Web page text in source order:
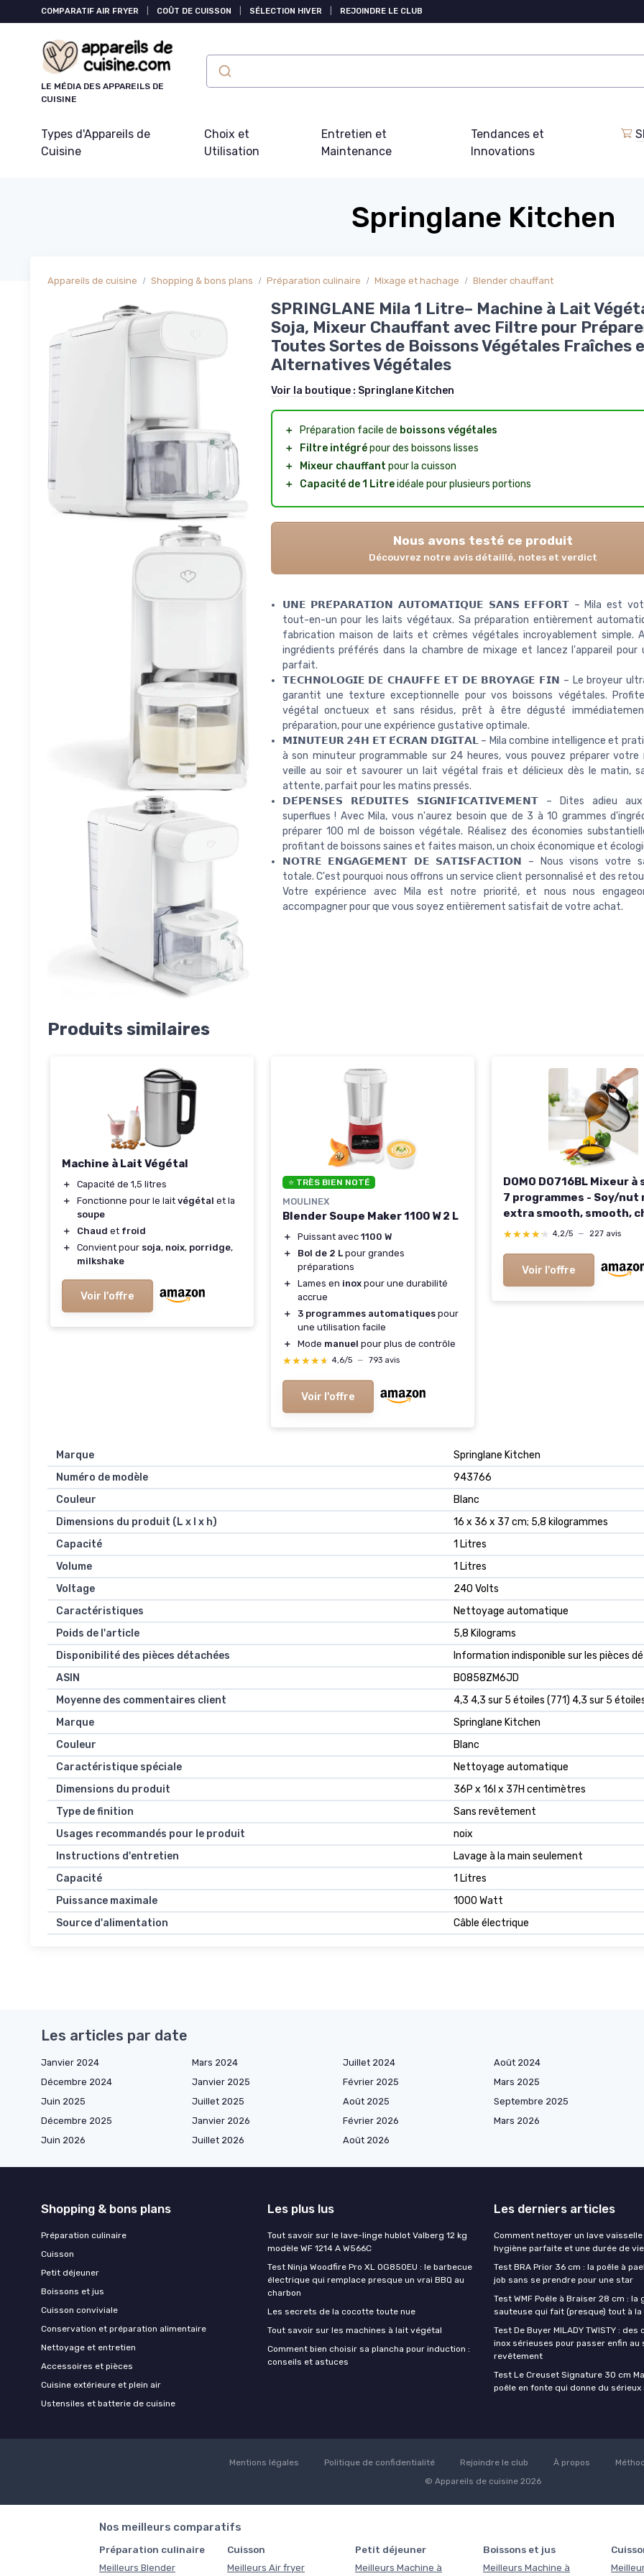
COMPARATIF AIR FRYER COÛT DE CUISSON SÉLECTION HIVER REJOINDRE LE CLUB
LE MÉDIA DES APPAREILS DE
CUISINE
Types d'Appareils de
Cuisine
Choix et
Utilisation
Entretien et
Maintenance
Tendances et
Innovations
Springlane Kitchen
Appareils de cuisine Shopping & bons plans Préparation culinaire Mixage et hachage Blender chauffant
SPRINGLANE Mila 1 Litre– Machine à Lait
Soja, Mixeur Chauffant avec Filtre pour
Toutes Sortes de Boissons Végétales Fraîches
Alternatives Végétales
Voir la boutique : Springlane Kitchen
＋ Préparation facile de boissons végétales
＋
Filtre intégrépour des boissons lisses
＋
Mixeur chauffant pour la cuisson
＋
Capacité de 1 Litreidéale pour plusieurs portions
Nous avons testé ce produit
Découvrez notre avis détaillé, notes et verdict
𝗨𝗡𝗘 𝗣𝗥𝗘́𝗣𝗔𝗥𝗔𝗧𝗜𝗢𝗡 𝗔𝗨𝗧𝗢𝗠𝗔𝗧𝗜𝗤𝗨𝗘 𝗦𝗔𝗡𝗦 𝗘𝗙𝗙𝗢𝗥𝗧 – Mila est
tout-en-un pour les laits végétaux. Sa préparation entièrement
fabrication maison de laits et crèmes végétales incroyablement simple.
ingrédients préférés dans la chambre de mixage et lancez l'appareil pour
parfait.
𝗧𝗘𝗖𝗛𝗡𝗢𝗟𝗢𝗚𝗜𝗘 𝗗𝗘 𝗖𝗛𝗔𝗨𝗙𝗙𝗘 𝗘𝗧 𝗗𝗘 𝗕𝗥𝗢𝗬𝗔𝗚𝗘 𝗙𝗜𝗡 – Le broyeur
garantit une texture exceptionnelle pour vos boissons végétales.
végétal onctueux et sans résidus, prêt à être dégusté
préparation, pour une expérience gustative optimale.
𝗠𝗜𝗡𝗨𝗧𝗘𝗨𝗥 𝟮𝟰𝗛 𝗘𝗧 𝗘́𝗖𝗥𝗔𝗡 𝗗𝗜𝗚𝗜𝗧𝗔𝗟 – Mila combine intelligence et
à son minuteur programmable sur 24 heures, vous pouvez préparer votre
veille au soir et savourer un lait végétal frais et délicieux dès le matin,
attente, parfait pour les matins pressés.
𝗗𝗘́𝗣𝗘𝗡𝗦𝗘𝗦 𝗥𝗘́𝗗𝗨𝗜𝗧𝗘𝗦 𝗦𝗜𝗚𝗡𝗜𝗙𝗜𝗖𝗔𝗧𝗜𝗩𝗘𝗠𝗘𝗡𝗧 – Dites adieu aux
superflues ! Avec Mila, vous n'aurez besoin que de 3 à 10 grammes
préparer 100 ml de boisson végétale. Réalisez des économies
profitant de boissons saines et faites maison, un choix économique et
𝗡𝗢𝗧𝗥𝗘 𝗘𝗡𝗚𝗔𝗚𝗘𝗠𝗘𝗡𝗧 𝗗𝗘 𝗦𝗔𝗧𝗜𝗦𝗙𝗔𝗖𝗧𝗜𝗢𝗡 – Nous visons votre
totale. C'est pourquoi nous offrons un service client personnalisé et des
Votre expérience avec Mila est notre priorité, et nous nous
accompagner pour que vous soyez entièrement satisfait de votre achat.
Produits similaires
Machine à Lait Végétal
＋
Capacité de 1,5 litres
＋
Fonctionne pour le lait végétal et la
soupe
＋
Chaud et froid
＋
Convient pour soja, noix, porridge,
milkshake
Voir l'offre
⭐ TRÈS BIEN NOTÉ
MOULINEX
Blender Soupe Maker 1100 W 2 L
＋ Puissant avec 1100 W
＋
Bol de 2 L pour grandes
préparations
＋
Lames en inox pour une durabilité
accrue
＋
3 programmes automatiques pour
une utilisation facile
＋
Mode manuel pour plus de contrôle
★★★★★
★★★★★ 4,6/5 — 793 avis
Voir l'offre
DOMO DO716BL Mixeur à
7 programmes - Soy/nut
extra smooth, smooth,
jam, juice et blend/clean -
★★★★★
★★★★★ 4,2/5 — 227 avis
Voir l'offre
Marque
‎Springlane Kitchen
Numéro de modèle
‎943766
Couleur
‎Blanc
Dimensions du produit (L x l x h)
‎16 x 36 x 37 cm; 5,8 kilogrammes
Capacité
‎1 Litres
Volume
‎1 Litres
Voltage
‎240 Volts
Caractéristiques
‎Nettoyage automatique
Poids de l'article
‎5,8 Kilograms
Disponibilité des pièces détachées
‎Information indisponible sur les pièces
ASIN
B0858ZM6JD
Moyenne des commentaires client
4,3 4,3 sur 5 étoiles (771) 4,3 sur 5
Marque
Springlane Kitchen
Couleur
Blanc
Caractéristique spéciale
Nettoyage automatique
Dimensions du produit
36P x 16l x 37H centimètres
Type de finition
Sans revêtement
Usages recommandés pour le produit
noix
Instructions d'entretien
Lavage à la main seulement
Capacité
1 Litres
Puissance maximale
1000 Watt
Source d'alimentation
Câble électrique
Les articles par date
Janvier 2024 Mars 2024 Juillet 2024 Août 2024
Décembre 2024
Janvier 2025 Février 2025 Mars 2025
Juin 2025
Juillet 2025 Août 2025 Septembre 2025
Décembre 2025
Janvier 2026 Février 2026 Mars 2026
Juin 2026
Juillet 2026 Août 2026
Shopping & bons plans
Préparation culinaire
Cuisson
Petit déjeuner
Boissons et jus
Cuisson conviviale
Conservation et préparation alimentaire
Nettoyage et entretien
Accessoires et pièces
Cuisine extérieure et plein air
Ustensiles et batterie de cuisine
Les plus lus
Tout savoir sur le lave-linge hublot Valberg 12 kg
modèle WF 1214 A W566C
Test Ninja Woodfire Pro XL OG850EU : le barbecue
électrique qui remplace presque un vrai BBQ au
charbon
Les secrets de la cocotte toute nue
Tout savoir sur les machines à lait végétal
Comment bien choisir sa plancha pour induction :
conseils et astuces
Les derniers articles
Comment nettoyer un lave vaisselle
hygiène parfaite et une durée de
Test BRA Prior 36 cm : la poêle à
job sans se prendre pour une star
Test WMF Poêle à Braiser 28 cm : la
sauteuse qui fait (presque) tout à la
Test De Buyer MILADY TWISTY : des
inox sérieuses pour passer enfin au
revêtement
Test Le Creuset Signature 30 cm
poêle en fonte qui donne du sérieux
Mentions légales Politique de confidentialité Rejoindre le club À propos
© Appareils de cuisine 2026
Nos meilleurs comparatifs
Préparation culinaire
Meilleurs Blender
Cuisson
Meilleurs Air fryer
Petit déjeuner
Meilleurs Machine à
Boissons et jus
Meilleurs Machine à
Panneau de gestion des cookies